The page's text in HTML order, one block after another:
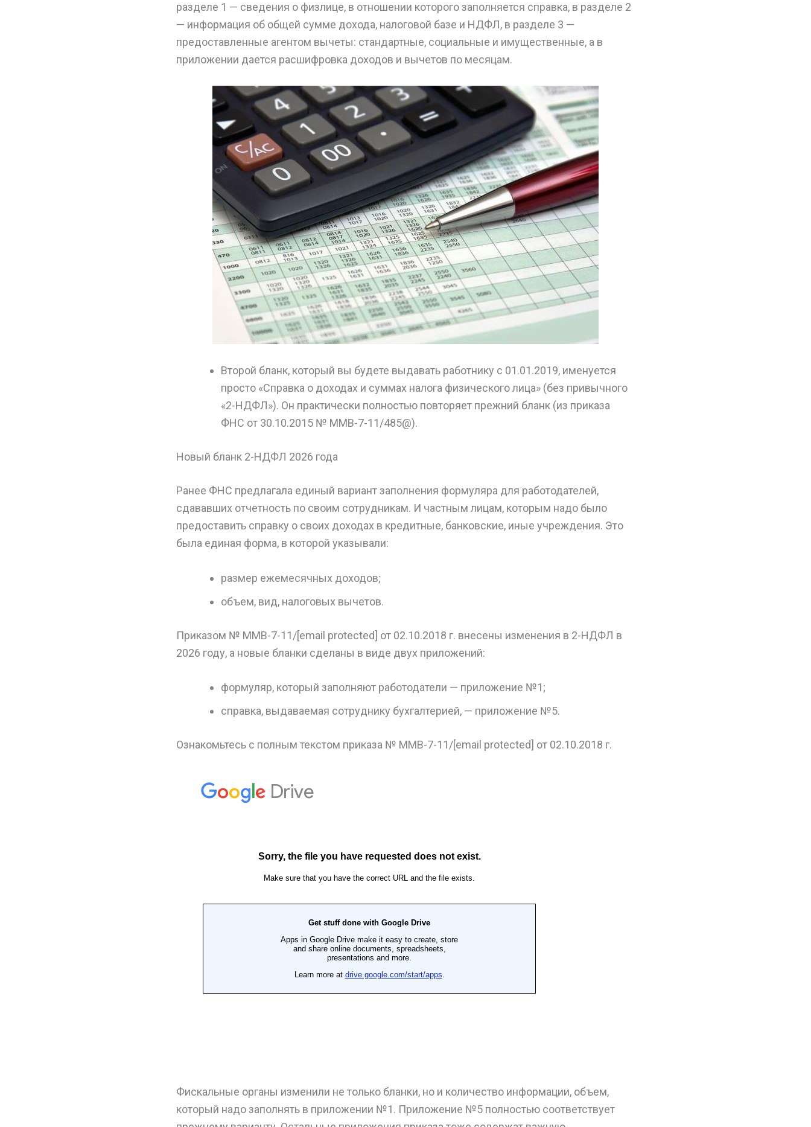
разделе 1 — сведения о физлице, в отношении которого заполняется справка, в разделе 2
— информация об общей сумме дохода, налоговой базе и НДФЛ, в разделе 3 —
предоставленные агентом вычеты: стандартные, социальные и имущественные, а в
приложении дается расшифровка доходов и вычетов по месяцам.
Второй бланк, который вы будете выдавать работнику с 01.01.2019, именуется
просто «Справка о доходах и суммах налога физического лица» (без привычного
«2-НДФЛ»). Он практически полностью повторяет прежний бланк (из приказа
ФНС от 30.10.2015 № ММВ-7-11/485@).
Новый бланк 2-НДФЛ 2026 года
Ранее ФНС предлагала единый вариант заполнения формуляра для работодателей,
сдававших отчетность по своим сотрудникам. И частным лицам, которым надо было
предоставить справку о своих доходах в кредитные, банковские, иные учреждения. Это
была единая форма, в которой указывали:
размер ежемесячных доходов;
объем, вид, налоговых вычетов.
Приказом № ММВ-7-11/[email protected] от 02.10.2018 г. внесены изменения в 2-НДФЛ в
2026 году, а новые бланки сделаны в виде двух приложений:
формуляр, который заполняют работодатели — приложение №1;
справка, выдаваемая сотруднику бухгалтерией, — приложение №5.
Ознакомьтесь с полным текстом приказа № ММВ-7-11/[email protected] от 02.10.2018 г.
Фискальные органы изменили не только бланки, но и количество информации, объем,
который надо заполнять в приложении №1. Приложение №5 полностью соответствует